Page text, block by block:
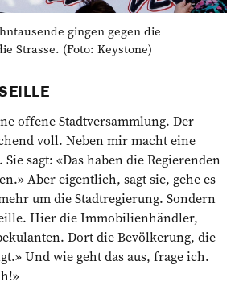
gingen gegen die
Strasse. (Foto: Keystone)
offene Stadtversammlung. Der
voll. Neben mir macht eine
sagt: «Das haben die Regierenden
Aber eigentlich, sagt sie, gehe es
um die Stadtregierung. Sondern
Hier die Immobilienhändler,
Dort die Bevölkerung, die
Und wie geht das aus, frage ich.